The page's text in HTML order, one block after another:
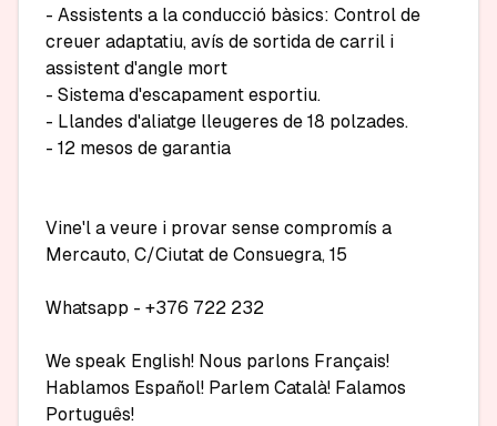
- Assistents a la conducció bàsics: Control de
creuer adaptatiu, avís de sortida de carril i
assistent d'angle mort
- Sistema d'escapament esportiu.
- Llandes d'aliatge lleugeres de 18 polzades.
- 12 mesos de garantia
Vine'l a veure i provar sense compromís a
Mercauto, C/Ciutat de Consuegra, 15
Whatsapp - +376 722 232
We speak English! Nous parlons Français!
Hablamos Español! Parlem Català! Falamos
Português!